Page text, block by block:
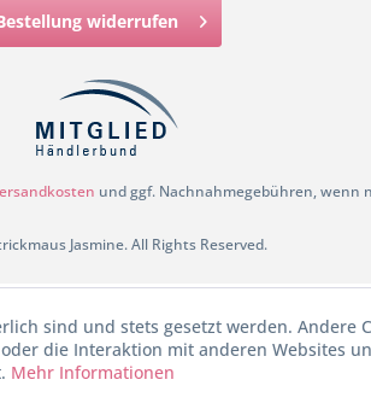
widerrufen
und ggf. Nachnahmegebühren, wenn
Jasmine. All Rights Reserved.
sind und stets gesetzt werden. Andere
die Interaktion mit anderen Websites
Mehr Informationen